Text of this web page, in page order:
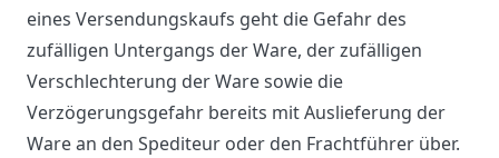
eines Versendungskaufs geht die Gefahr des
zufälligen Untergangs der Ware, der zufälligen
Verschlechterung der Ware sowie die
Verzögerungsgefahr bereits mit Auslieferung der
Ware an den Spediteur oder den Frachtführer über.